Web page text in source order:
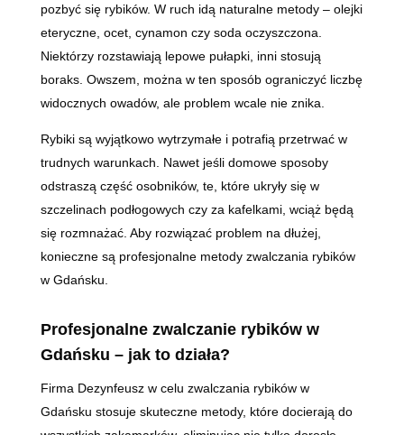
pozbyć się rybików. W ruch idą naturalne metody – olejki
eteryczne, ocet, cynamon czy soda oczyszczona.
Niektórzy rozstawiają lepowe pułapki, inni stosują
boraks. Owszem, można w ten sposób ograniczyć liczbę
widocznych owadów, ale problem wcale nie znika.
Rybiki są wyjątkowo wytrzymałe i potrafią przetrwać w
trudnych warunkach. Nawet jeśli domowe sposoby
odstraszą część osobników, te, które ukryły się w
szczelinach podłogowych czy za kafelkami, wciąż będą
się rozmnażać. Aby rozwiązać problem na dłużej,
konieczne są profesjonalne metody zwalczania rybików
w Gdańsku.
Profesjonalne zwalczanie rybików w
Gdańsku – jak to działa?
Firma Dezynfeusz w celu zwalczania rybików w
Gdańsku stosuje skuteczne metody, które docierają do